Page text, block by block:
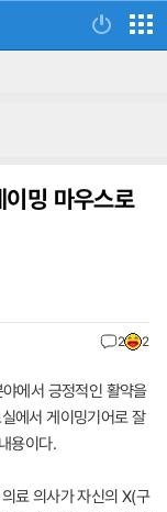
밍 마우스로
2 2
에서 긍정적인 활약을
에서 게이밍기어로 잘
용이다.
료 의사가 자신의 X(구